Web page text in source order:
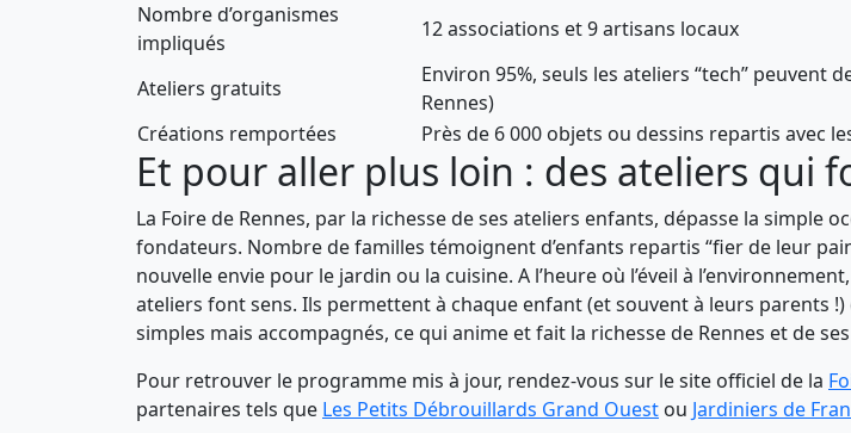
Nombre d’organismes
impliqués
12 associations et 9 artisans locaux
Ateliers gratuits
Environ 95%, seuls les ateliers “tech”
Rennes)
Créations remportées
Près de 6 000 objets ou dessins repartis avec
Et pour aller plus loin : des ateliers qui
La Foire de Rennes, par la richesse de ses ateliers enfants, dépasse la
fondateurs. Nombre de familles témoignent d’enfants repartis “fier de leur
nouvelle envie pour le jardin ou la cuisine. A l’heure où l’éveil à
ateliers font sens. Ils permettent à chaque enfant (et souvent à leurs parents
simples mais accompagnés, ce qui anime et fait la richesse de Rennes et de
Pour retrouver le programme mis à jour, rendez-vous sur le site officiel de la
partenaires tels que Les Petits Débrouillards Grand Ouest ou Jardiniers de